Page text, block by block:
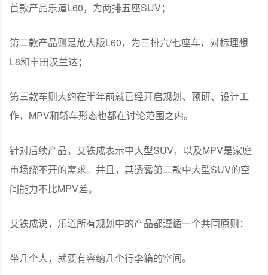
首款产品乐道L60，为两排五座SUV；
第二款产品则是放大版L60，为三排六/七座车，对标理想
L8和丰田汉兰达；
第三款车则大约在半年前就已经开启规划、预研、设计工
作，MPV和轿车形态也都在讨论范围之内。
针对后续产品，艾铁成表示中大型SUV，以及MPV是家庭
市场绕不开的需求。并且，其透露第二款中大型SUV的空
间能力不比MPV差。
艾铁成说，乐道所有规划中的产品都遵循一个共同原则：
坐几个人，就要有容纳几个行李箱的空间。